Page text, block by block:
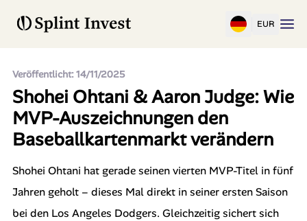
EUR
Veröffentlicht: 14/11/2025
Shohei Ohtani & Aaron Judge: Wie
MVP-Auszeichnungen den
Baseballkartenmarkt verändern
Shohei Ohtani hat gerade seinen vierten MVP-Titel in fünf
Jahren geholt – dieses Mal direkt in seiner ersten Saison
bei den Los Angeles Dodgers. Gleichzeitig sichert sich